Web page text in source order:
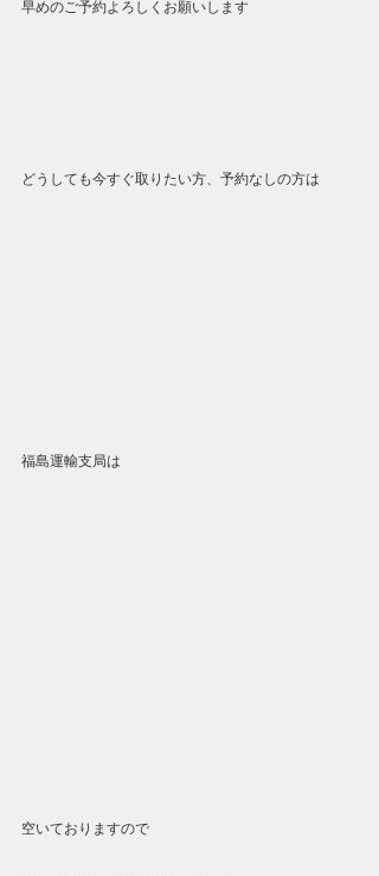
早めのご予約よろしくお願いします
どうしても今すぐ取りたい方、予約なしの方は
福島運輸支局は
空いておりますので